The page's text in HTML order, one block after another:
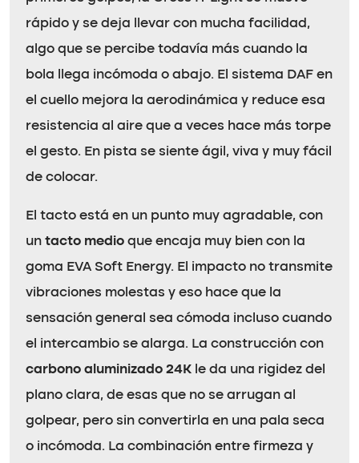
rápido y se deja llevar con mucha facilidad,
algo que se percibe todavía más cuando la
bola llega incómoda o abajo. El sistema DAF en
el cuello mejora la aerodinámica y reduce esa
resistencia al aire que a veces hace más torpe
el gesto. En pista se siente ágil, viva y muy fácil
de colocar.
El tacto está en un punto muy agradable, con
un tacto medio que encaja muy bien con la
goma EVA Soft Energy. El impacto no transmite
vibraciones molestas y eso hace que la
sensación general sea cómoda incluso cuando
el intercambio se alarga. La construcción con
carbono aluminizado 24K le da una rigidez del
plano clara, de esas que no se arrugan al
golpear, pero sin convertirla en una pala seca
o incómoda. La combinación entre firmeza y